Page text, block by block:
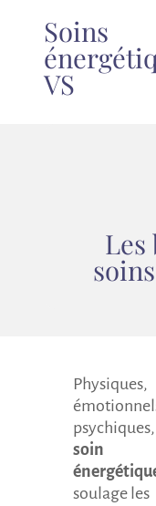
Soins
VS
Les
Physiques,
psychiques,
soin
soulage les